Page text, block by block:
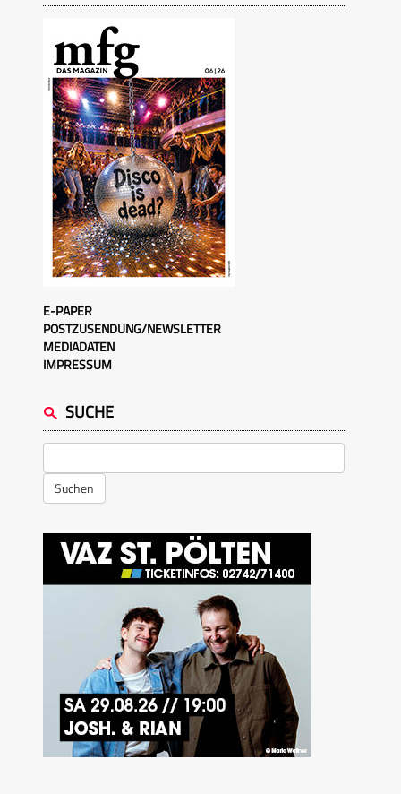
E-PAPER
POSTZUSENDUNG/NEWSLETTER
MEDIADATEN
IMPRESSUM
SUCHE
Suchen